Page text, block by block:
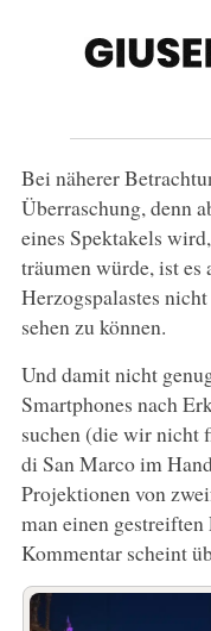
Bei näherer
Überraschung, denn
eines Spektakels
träumen würde, ist es
Herzogspalastes
sehen zu können.
Und damit nicht
Smartphones nach
suchen (die wir nicht
di San Marco im
Projektionen von
man einen gestreiften
Kommentar scheint